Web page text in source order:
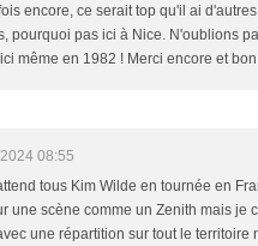
encore, ce serait top qu'il ai
pourquoi pas ici à Nice. N'oublions
même en 1982 ! Merci encore et
08:55
tous Kim Wilde en tournée en
une scène comme un Zenith mais je
une répartition sur tout le territoire